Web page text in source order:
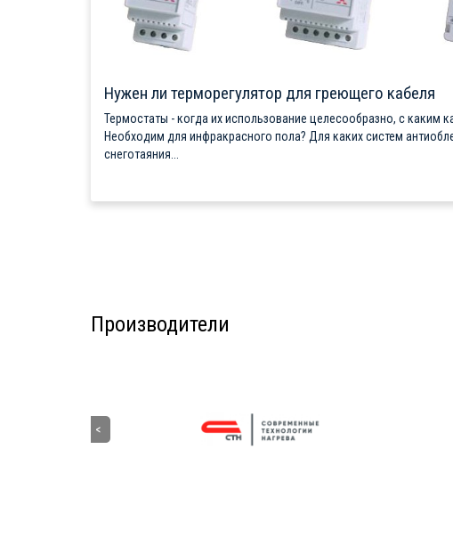
Нужен ли терморегулятор для греющего кабеля
Термостаты - когда их использование целесообразно, с каким
Необходим для инфракрасного пола? Для каких систем
снеготаяния...
Производители